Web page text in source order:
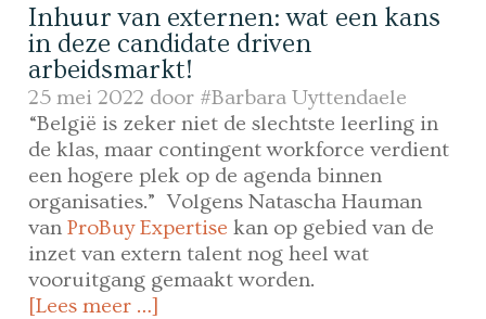
Inhuur van externen: wat een kans
in deze candidate driven
arbeidsmarkt!
25 mei 2022 door #Barbara Uyttendaele
“België is zeker niet de slechtste leerling in
de klas, maar contingent workforce verdient
een hogere plek op de agenda binnen
organisaties.” Volgens Natascha Hauman
vanProBuy Expertise kan op gebied van de
inzet van extern talent nog heel wat
vooruitgang gemaakt worden.
[Lees meer …]